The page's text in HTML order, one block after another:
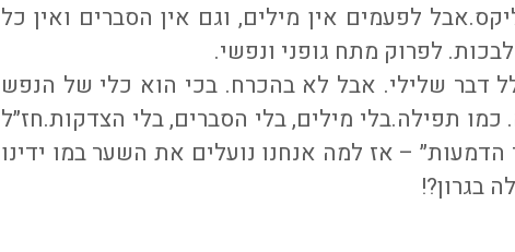
לפעמים אין מילים, וגם אין הסברים ואין כל
לפרוק מתח גופני ונפשי.
דבר שלילי. אבל לא בהכרח. בכי הוא כלי של הנפש
תפילה.בלי מילים, בלי הסברים, בלי הצדקות.חז״ל
– אז למה אנחנו נועלים את השער במו ידינו
בגרון?!